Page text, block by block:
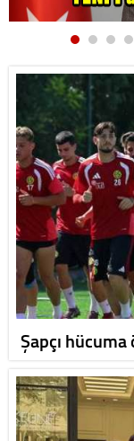
Şapçı